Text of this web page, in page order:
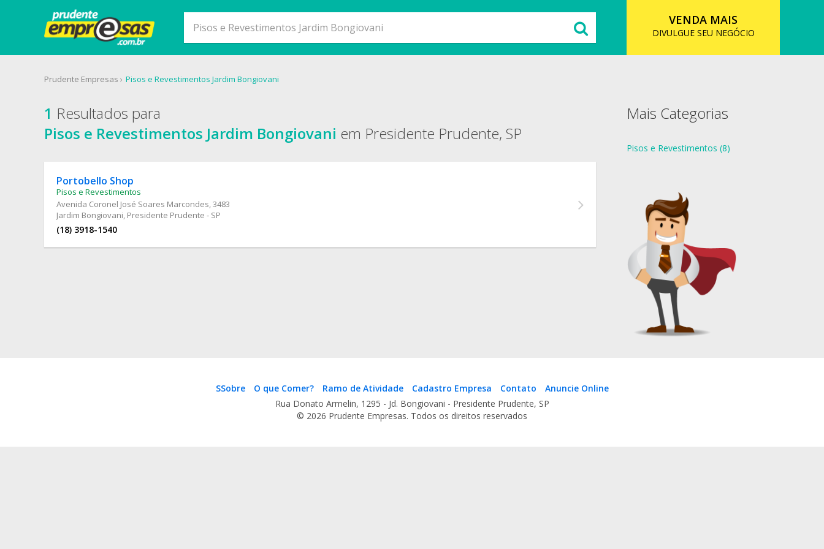
VENDA MAIS
DIVULGUE SEU NEGÓCIO
Prudente Empresas Pisos e Revestimentos Jardim Bongiovani
1 Resultados para
Pisos e Revestimentos Jardim Bongiovani em Presidente Prudente, SP
Portobello Shop
Pisos e Revestimentos
Avenida Coronel José Soares Marcondes, 3483
Jardim Bongiovani, Presidente Prudente - SP
(18) 3918-1540
Mais Categorias
Pisos e Revestimentos (8)
SSobre O que Comer? Ramo de Atividade Cadastro Empresa Contato
Anuncie Online
Rua Donato Armelin, 1295 - Jd. Bongiovani - Presidente Prudente, SP
© 2026 Prudente Empresas. Todos os direitos reservados